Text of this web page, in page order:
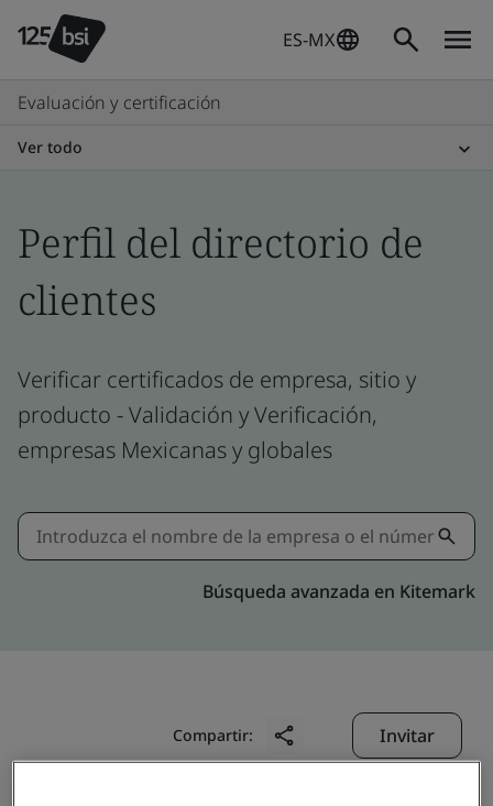
ES-MX
Evaluación y certificación
Ver todo
Perfil del directorio de
clientes
Verificar certificados de empresa, sitio y
producto - Validación y Verificación,
empresas Mexicanas y globales
Búsqueda avanzada en Kitemark
Compartir: Invitar